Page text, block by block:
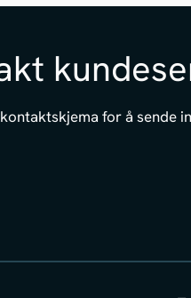
for å sende